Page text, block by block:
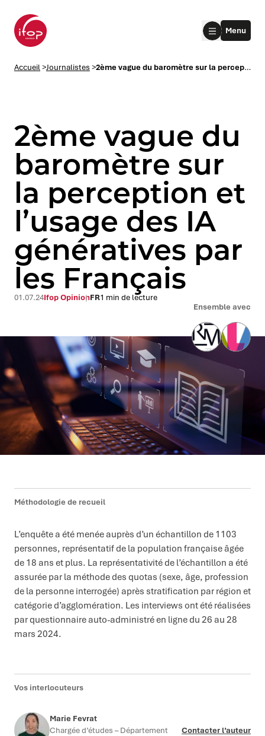
submenu
submenu
submenu
Menu
Accueil>Journalistes > 2ème vague du baromètre sur la perception et l’usage des IA génératives par les Français
2ème vague du
baromètre sur
la perception et
l’usage des IA
génératives par
les Français
Ensemble avec
01.07.24Ifop OpinionFR1 min de lecture
Méthodologie de recueil
L’enquête a été menée auprès d’un échantillon de 1103
personnes, représentatif de la population française âgée
de 18 ans et plus. La représentativité de l’échantillon a été
assurée par la méthode des quotas (sexe, âge, profession
de la personne interrogée) après stratification par région et
catégorie d’agglomération. Les interviews ont été réalisées
par questionnaire auto-administré en ligne du 26 au 28
mars 2024.
Vos interlocuteurs
Marie Fevrat
Chargée d’études – Département
Contacter l’auteur